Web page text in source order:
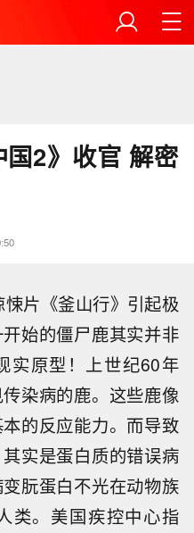
2》收官 解密
片《釜山行》引起极
始的僵尸鹿其实并非
实原型！上世纪60年
染病的鹿。这些鹿像
的反应能力。而导致
实是蛋白质的错误病
朊蛋白不光在动物族
类。美国疾控中心指